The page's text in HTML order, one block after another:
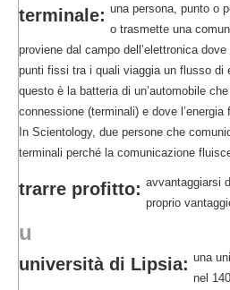
terminale: una persona, punto o
o trasmette una
proviene dal campo dell’elettronica
punti fissi tra i quali viaggia un flusso di
questo è la batteria di un’automobile
connessione (terminali) e dove l’energia
In Scientology, due persone che
terminali perché la comunicazione
trarre profitto: avvantaggiarsi
proprio
u
università di Lipsia: una
nel